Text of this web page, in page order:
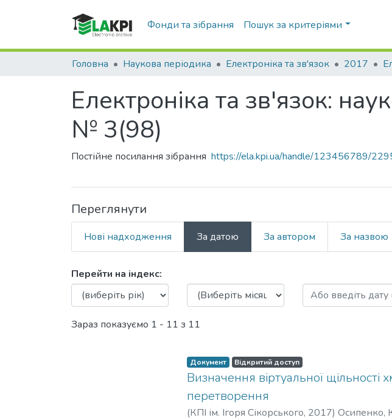
Фонди та зібрання Пошук за критеріями
Головна Наукова періодика Електроніка та зв'язок 2017
Електроніка та зв'язок:
№ 3(98)
Постійне посилання зібрання https://ela.kpi.ua/handle/123456789/
Переглянути
Нові надходження За датою За автором За назвою
Перегляд Електроніка та зв'язок:
Перейти на індекс:
Зараз показуємо 1 - 11 з 11
Документ Відкритий доступ
Визначення віртуальної щільності
перетворення
(КПІ ім. Ігоря Сікорського, 2017) Осипенко,